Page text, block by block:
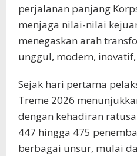
perjalanan panjang
menjaga nilai-nilai
menegaskan arah
unggul, modern,
Sejak hari pertama
Treme 2026
dengan kehadiran
447 hingga 475
berbagai unsur, mulai